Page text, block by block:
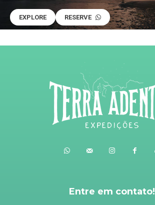
EXPLORE RESERVE
Entre em contato!